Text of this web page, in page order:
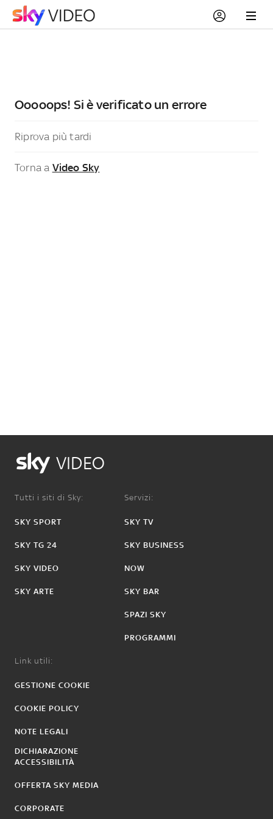
Ooooops! Si è verificato un errore
Riprova più tardi
Torna a Video Sky
VIDEO
Tutti i siti di Sky:
SKY SPORT
SKY TG 24
SKY VIDEO
SKY ARTE
Servizi:
SKY TV
SKY BUSINESS
NOW
SKY BAR
SPAZI SKY
PROGRAMMI
Link utili:
GESTIONE COOKIE
COOKIE POLICY
NOTE LEGALI
DICHIARAZIONE
ACCESSIBILITÀ
OFFERTA SKY MEDIA
CORPORATE